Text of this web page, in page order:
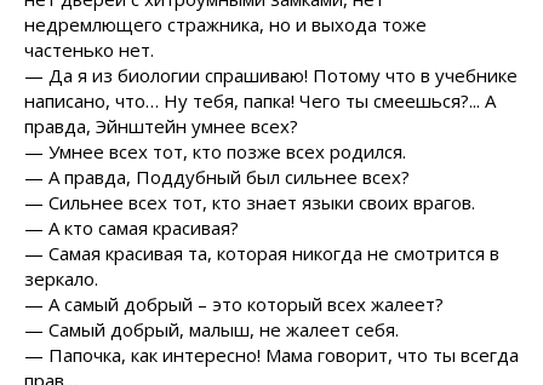
недремлющего стражника, но и выхода тоже
частенько нет.
— Да я из биологии спрашиваю! Потому что в учебнике
написано, что… Ну тебя, папка! Чего ты смеешься?... А
правда, Эйнштейн умнее всех?
— Умнее всех тот, кто позже всех родился.
— А правда, Поддубный был сильнее всех?
— Сильнее всех тот, кто знает языки своих врагов.
— А кто самая красивая?
— Самая красивая та, которая никогда не смотрится в
зеркало.
— А самый добрый – это который всех жалеет?
— Самый добрый, малыш, не жалеет себя.
— Папочка, как интересно! Мама говорит, что ты всегда
прав…